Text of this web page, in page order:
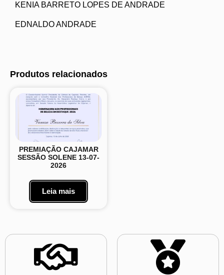
KENIA BARRETO LOPES DE ANDRADE
EDNALDO ANDRADE
Produtos relacionados
PREMIAÇÃO CAJAMAR
SESSÃO SOLENE 13-07-
2026
Leia mais